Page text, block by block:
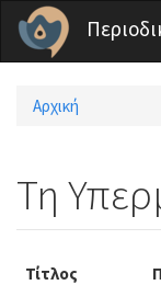
Παράκαμψη προς το
Είστε εδώ
Αρχική
Τη
Τίτλος